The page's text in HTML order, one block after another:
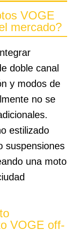
VOGE
mercado?
doble canal
y modos de
no se
estilizado
suspensiones
una moto
VOGE off-